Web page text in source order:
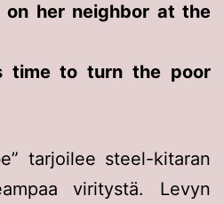
on her neighbor at the
time to turn the poor
tarjoilee steel-kitaran
viritystä. Levyn